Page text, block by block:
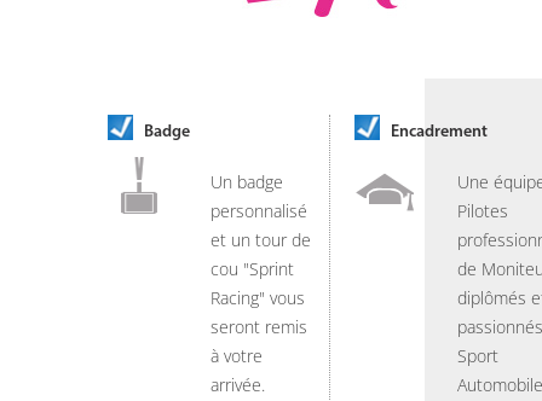
Badge
Un badge
personnalisé
et un tour de
cou "Sprint
Racing" vous
seront remis
à votre
arrivée.
Encadrement
Une
Pilotes
de
diplômés
Sport
Automobile